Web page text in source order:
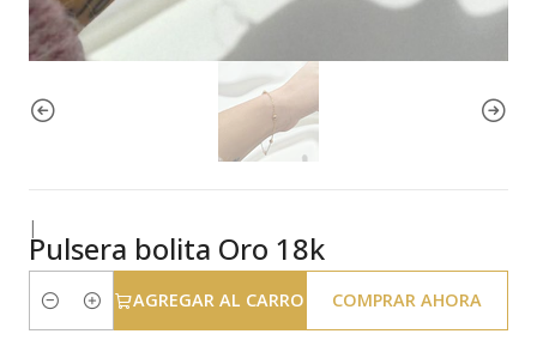
|
Pulsera bolita Oro 18k
Cantidad
AGREGAR AL CARRO COMPRAR AHORA